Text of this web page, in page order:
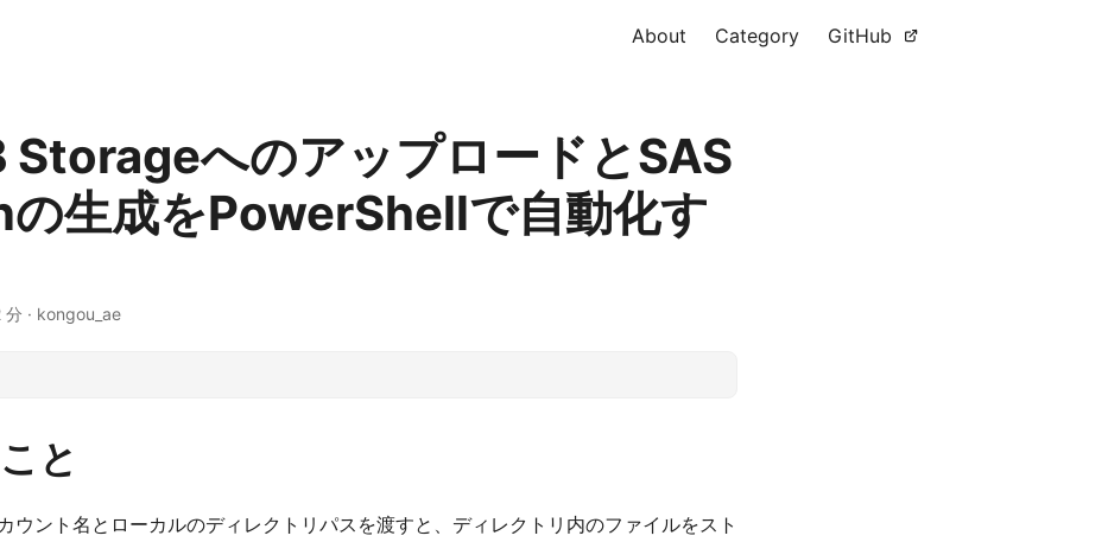
About Category GitHub
StorageへのアップロードとSAS
生成をPowerShellで自動化す
分 · kongou_ae
と
ウント名とローカルのディレクトリパスを渡すと、ディレクトリ内のファイルをスト